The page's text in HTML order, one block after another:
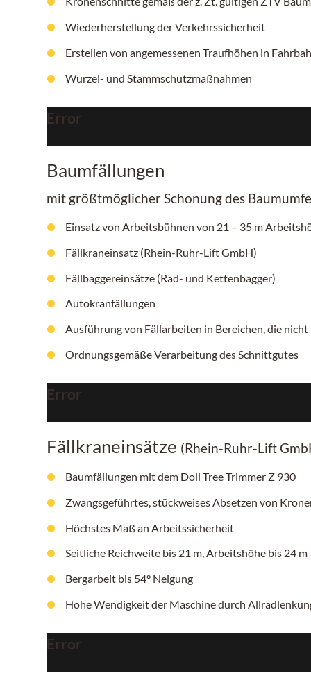
Wiederherstellung der Verkehrssicherheit
Erstellen von angemessenen Traufhöhen in
Wurzel- und Stammschutzmaßnahmen
Error
Baumfällungen
mit größtmöglicher Schonung des
Einsatz von Arbeitsbühnen von 21 – 35 m
Fällkraneinsatz (Rhein-Ruhr-Lift GmbH)
Fällbaggereinsätze (Rad- und Kettenbagger)
Autokranfällungen
Ausführung von Fällarbeiten in Bereichen, die
Ordnungsgemäße Verarbeitung des Schnittgutes
Error
Fällkraneinsätze (Rhein-Ruhr-Lift
Baumfällungen mit dem Doll Tree Trimmer Z 930
Zwangsgeführtes, stückweises Absetzen von
Höchstes Maß an Arbeitssicherheit
Seitliche Reichweite bis 21 m, Arbeitshöhe bis 24 m
Bergarbeit bis 54° Neigung
Hohe Wendigkeit der Maschine durch
Error